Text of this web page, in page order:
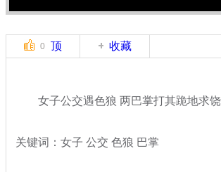
0 顶 收藏
女子公交遇色狼 两巴掌打其跪地求饶
关键词：女子 公交 色狼 巴掌